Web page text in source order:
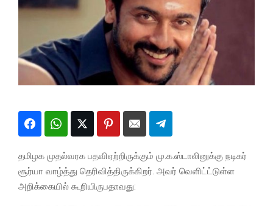
தமிழக முதல்வரக பதவிஏற்றிருக்கும் மு.க.ஸ்டாலினுக்கு நடிகர்
சூர்யா வாழ்த்து தெரிவித்திருக்கிறர். அவர் வெளிட்ட்டுள்ள
அறிக்கையில் கூறியிருபதாவது: